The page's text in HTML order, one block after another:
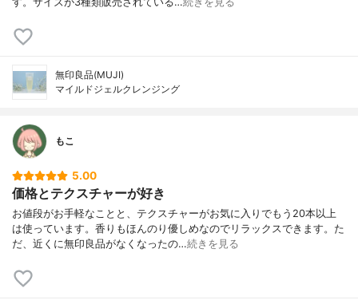
無印良品(MUJI)
マイルドジェルクレンジング
もこ
5.00
価格とテクスチャーが好き
お値段がお手軽なことと、テクスチャーがお気に入りでもう20本以上
は使っています。香りもほんのり優しめなのでリラックスできます。た
だ、近くに無印良品がなくなったの…続きを見る